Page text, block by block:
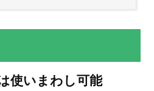
使いまわし可能